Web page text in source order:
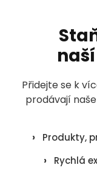
Přidejte se k
prodávají
›
Produkty,
›
Rychlá